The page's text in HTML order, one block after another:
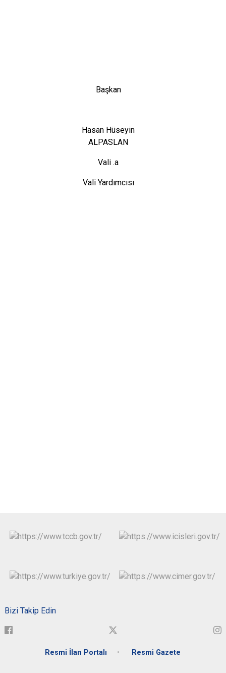
Başkan
Hasan Hüseyin
ALPASLAN
Vali .a
Vali Yardımcısı
Bizi Takip Edin
Resmi İlan Portalı Resmi Gazete